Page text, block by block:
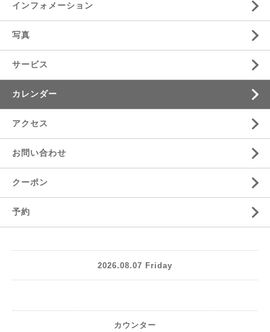
インフォメーション
写真
サービス
カレンダー
アクセス
お問い合わせ
クーポン
予約
2026.08.07 Friday
カウンター